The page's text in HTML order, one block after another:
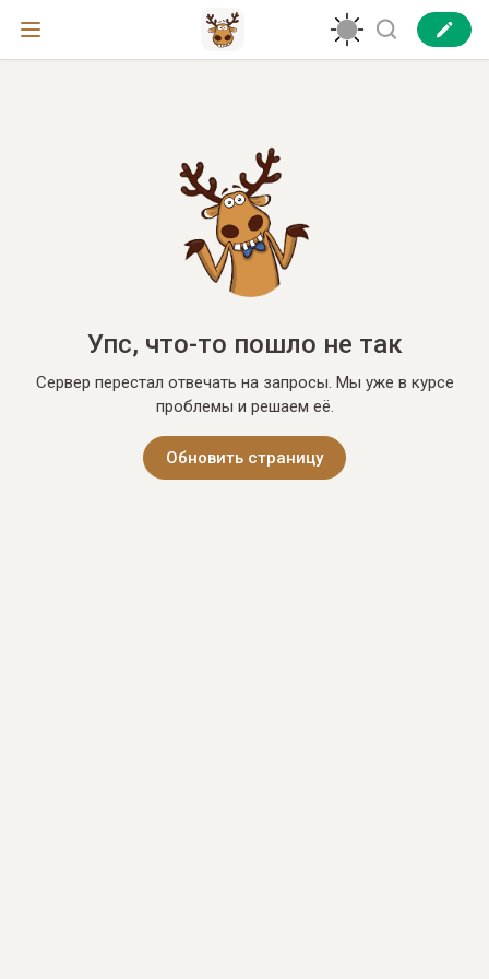
Упс, что-то пошло не так
Сервер перестал отвечать на запросы. Мы уже в курсе
проблемы и решаем её.
Обновить страницу